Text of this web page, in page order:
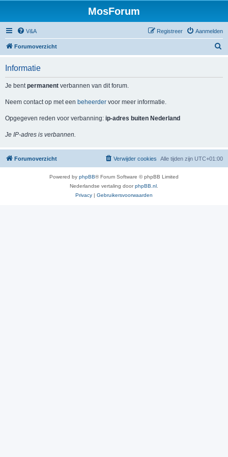
MosForum
V&A Aanmelden
Registreer
Forumoverzicht
Informatie
Je bentpermanent verbannen van dit forum.
Neem contact op met een beheerder voor meer informatie.
Opgegeven reden voor verbanning: ip-adres buiten Nederland
Je IP-adres is verbannen.
Forumoverzicht Alle tijden zijn UTC+01:00
Verwijder cookies
Powered by phpBB® Forum Software © phpBB Limited
Nederlandse vertaling doorphpBB.nl
Privacy | Gebruikersvoorwaarden